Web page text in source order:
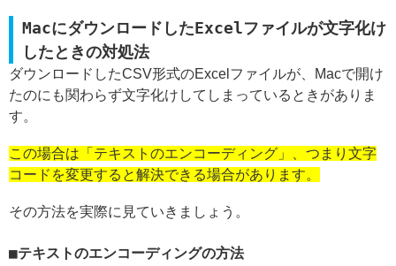
MacにダウンロードしたExcelファイルが文字化け
したときの対処法
ダウンロードしたCSV形式のExcelファイルが、Macで開け
たのにも関わらず文字化けしてしまっているときがありま
す。
この場合は「テキストのエンコーディング」、つまり文字
コードを変更すると解決できる場合があります。
その方法を実際に見ていきましょう。
テキストのエンコーディングの方法